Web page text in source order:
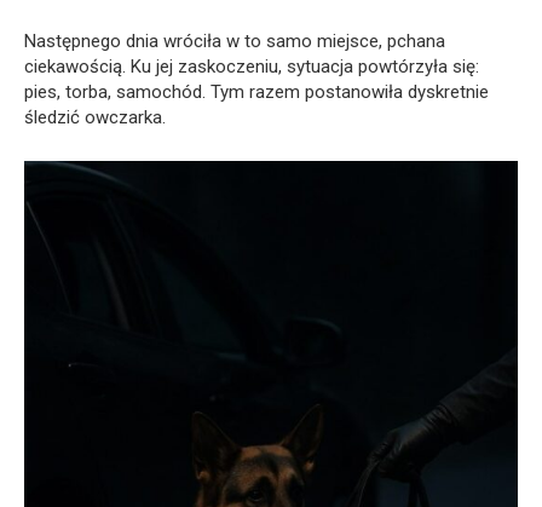
Następnego dnia wróciła w to samo miejsce, pchana
ciekawością. Ku jej zaskoczeniu, sytuacja powtórzyła się:
pies, torba, samochód. Tym razem postanowiła dyskretnie
śledzić owczarka.